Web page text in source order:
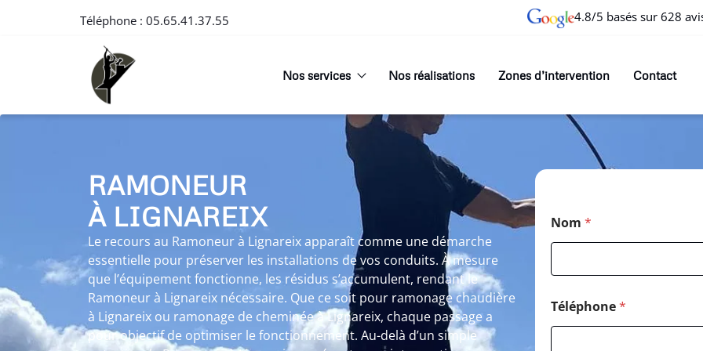
Téléphone : 05.65.41.37.55 4.8/5 basés sur 628
Nos services Nos réalisations Zones d’intervention Contact
RAMONEUR
À LIGNAREIX
Le recours au Ramoneur à Lignareix apparaît comme une démarche
essentielle pour préserver les installations de vos conduits. À mesure
que l’équipement fonctionne, les résidus s’accumulent, rendant le
Ramoneur à Lignareix nécessaire. Que ce soit pour ramonage chaudière
à Lignareix ou ramonage de cheminée à Lignareix, chaque passage a
pour objectif de optimiser le fonctionnement. Au-delà d’un simple
Nom *
Téléphone*